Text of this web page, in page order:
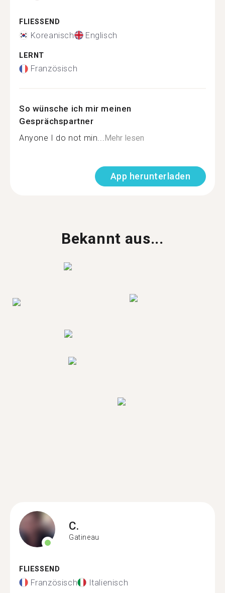
FLIESSEND
Koreanisch Englisch
LERNT
Französisch
So wünsche ich mir meinen
Gesprächspartner
Anyone I do not min...Mehr lesen
App herunterladen
Bekannt aus...
C.
Gatineau
FLIESSEND
Französisch Italienisch